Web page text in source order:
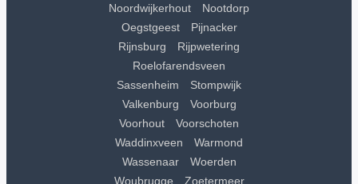
Noordwijkerhout
Nootdorp
Oegstgeest
Pijnacker
Rijnsburg
Rijpwetering
Roelofarendsveen
Sassenheim
Stompwijk
Valkenburg
Voorburg
Voorhout
Voorschoten
Waddinxveen
Warmond
Wassenaar
Woerden
Woubrugge
Zoetermeer